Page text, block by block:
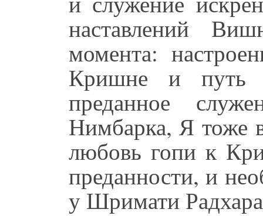
наставлений
момента:
Кришне и путь
преданное
Нимбарка, Я тоже
любовь гопи к
преданности, и
у Шримати